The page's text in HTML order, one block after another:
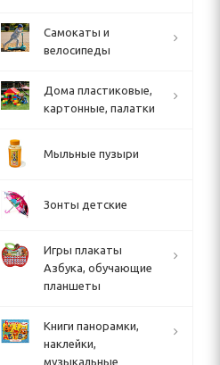
Cамокаты и
велосипеды
Дома пластиковые,
картонные, палатки
Мыльные пузыри
Зонты детские
Игры плакаты
Азбука, обучающие
планшеты
Книги панорамки,
наклейки,
музыкальные